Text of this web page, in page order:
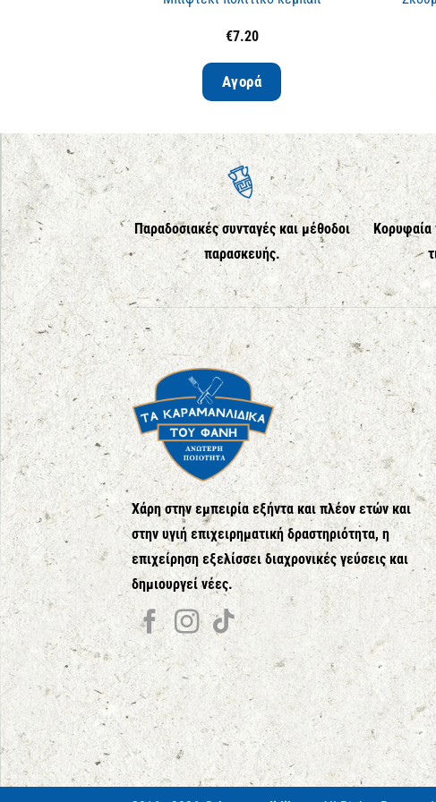
€7.20
Αγορά
Παραδοσιακές συνταγές και μέθοδοι
παρασκευής.
Κορυφαία
Χάρη στην εμπειρία εξήντα και πλέον ετών και
στην υγιή επιχειρηματική δραστηριότητα, η
επιχείρηση εξελίσσει διαχρονικές γεύσεις και
δημιουργεί νέες.